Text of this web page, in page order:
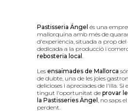
Pastisseria Ángelés una
mallorquina amb més de
d'experiència, situada a prop
dedicada a la producció i
rebosteria local.
Lesensaïmades de Mallorca
de dubte, una de les joies
delicioses i apreciades de l'illa. Si
tingut l'oportunitat de provar
la Pastisseries Àngel, no saps
perdent.